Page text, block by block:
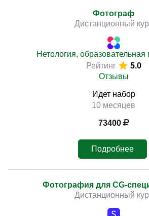
Фотограф
Дистанционный
Нетология,
Рейтинг
5.0
Отзывы
Идет набор
10 месяцев
73400
Подробнее
Фотография для CG-
Дистанционный